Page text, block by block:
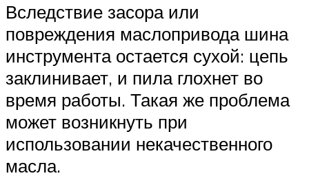
Вследствие засора или
повреждения маслопривода шина
инструмента остается сухой: цепь
заклинивает, и пила глохнет во
время работы. Такая же проблема
может возникнуть при
использовании некачественного
масла.